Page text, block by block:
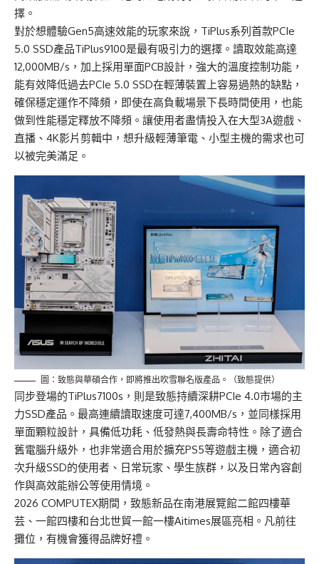
擇。
對於想體驗Gen5高速效能的玩家來說，TiPlus系列首款PCIe
5.0 SSD產品TiPlus9100是最有吸引力的選擇。讀取效能高達
12,000MB/s，加上採用單面PCB設計，強大的溫度控制功能，
能有效降低過去PCIe 5.0 SSD在輕薄裝置上容易過熱的缺點，
確保穩定運作不降頻，即使在高負載場景下長時間使用，也能
做到性能穩定釋放不降頻。讓使用者盡情投入在大型3A遊戲、
直播、4K影片剪輯中，想升級輕薄筆電、小型主機的需求也可
以被完美滿足。
圖：致態與華碩合作，即將推出吹雪聯名版產品。（致態提供）
同步登場的TiPlus7100s ，則是致態持續深耕PCIe 4.0市場的主
力SSD產品。最高連續讀取速度可達7,400MB/s，並同樣採用
單面顆粒設計，具備低功耗、低發熱與長壽命特性。除了適合
舊電腦升級外，也非常適合用於擴充PS5等遊戲主機，適合初
次升級SSD的使用者、日常玩家、學生族群，以及日常內容創
作與高效能辦公等使用情境。
2026 COMPUTEX期間，致態新品在南港展覽館二館四樓華
芸、一館四樓和台北世貿一館一樓Aitimes展區亮相。凡前往
攤位，有機會獲得品牌好禮。